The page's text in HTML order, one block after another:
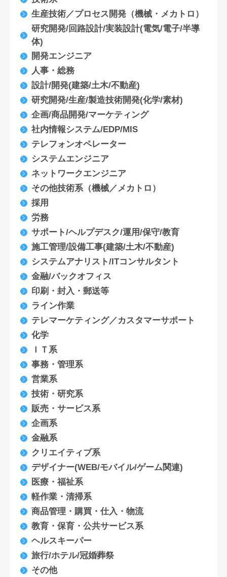
生産技術／プロセス開発（機械・メカトロ）
研究開発/回路設計/実装設計(電気/電子/半導
体)
開発エンジニア
人事・総務
設計/開発(建築/土木/不動産)
研究開発/生産/製造技術開発(化学/素材)
企画/商品開発/マーケティング
社内情報システム/EDP/MIS
テレフォンオペレーター
システムエンジニア
ネットワークエンジニア
その他技術系（機械／メカトロ）
採用
労務
サポート/ヘルプデスク/運用/保守/教育
施工管理/設備工事(建築/土木/不動産)
システムアナリスト/ITコンサルタント
金融/バックオフィス
印刷・封入・郵送等
ライン作業
テレマーケティング／カスタマーサポート
化学
ＩＴ系
事務・管理系
営業系
技術・研究系
販売・サービス系
企画系
金融系
クリエイティブ系
デザイナー(WEB/モバイル/ゲーム関連)
医療・福祉系
軽作業・清掃系
商品管理・購買・仕入・物流
教育・保育・公共サービス系
ヘルスキーパー
旅行/ホテル/冠婚葬祭
その他